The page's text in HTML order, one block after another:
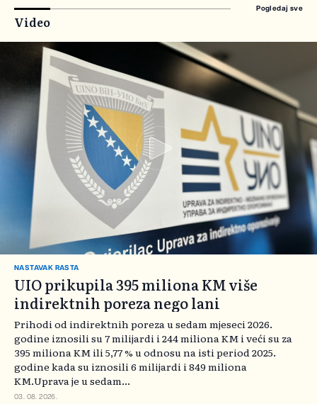
Pogledaj sve
Video
NASTAVAK RASTA
UIO prikupila 395 miliona KM više
indirektnih poreza nego lani
Prihodi od indirektnih poreza u sedam mjeseci 2026.
godine iznosili su 7 milijardi i 244 miliona KM i veći su za
395 miliona KM ili 5,77 % u odnosu na isti period 2025.
godine kada su iznosili 6 milijardi i 849 miliona
KM.Uprava je u sedam...
03. 08. 2026.